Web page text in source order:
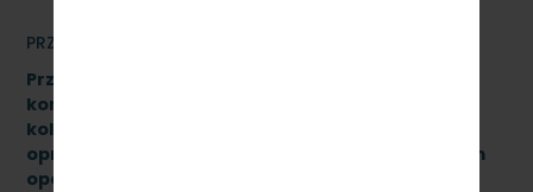
PRZETARGI
Przetarg nieograniczony na wymianę zestawów
komputerowych urządzeń sterowania ruchem
kolejowym wraz z dokonaniem konfiguracji
oprogramowania systemu ILTOR-2 wraz z prawem
opcji - znak: SKMMU.086.16.22